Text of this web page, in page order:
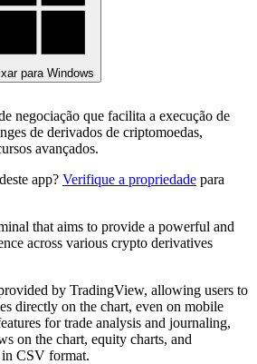
Baixar para Windows
negociação que facilita a execução de
de derivados de criptomoedas,
avançados.
app? Verifique a propriedade para
that aims to provide a powerful and
across various crypto derivatives
by TradingView, allowing users to
directly on the chart, even on mobile
for trade analysis and journaling,
on the chart, equity charts, and
in CSV format.